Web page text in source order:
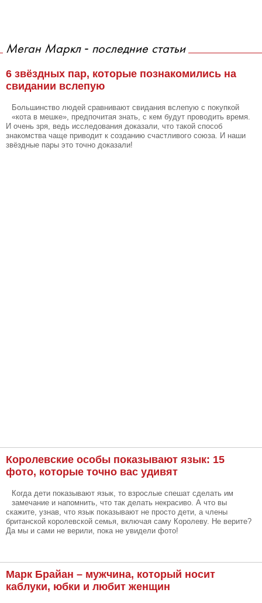
Меган Маркл - последние статьи
6 звёздных пар, которые познакомились на
свидании вслепую
Большинство людей сравнивают свидания вслепую с покупкой
«кота в мешке», предпочитая знать, с кем будут проводить время.
И очень зря, ведь исследования доказали, что такой способ
знакомства чаще приводит к созданию счастливого союза. И наши
звёздные пары это точно доказали!
Королевские особы показывают язык: 15
фото, которые точно вас удивят
Когда дети показывают язык, то взрослые спешат сделать им
замечание и напомнить, что так делать некрасиво. А что вы
скажите, узнав, что язык показывают не просто дети, а члены
британской королевской семья, включая саму Королеву. Не верите?
Да мы и сами не верили, пока не увидели фото!
Марк Брайан – мужчина, который носит
каблуки, юбки и любит женщин